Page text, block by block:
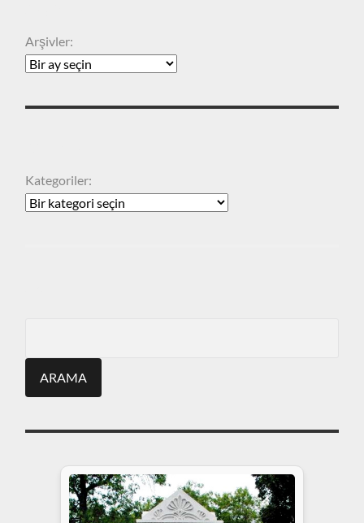
Arşivler:
Kategoriler: